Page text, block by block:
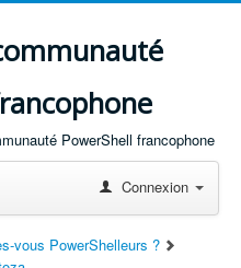
PowerShell francophone
Connexion
vous PowerShelleurs ?